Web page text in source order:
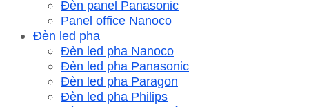
Đèn panel Panasonic
Panel office Nanoco
Đèn led pha
Đèn led pha Nanoco
Đèn led pha Panasonic
Đèn led pha Paragon
Đèn led pha Philips